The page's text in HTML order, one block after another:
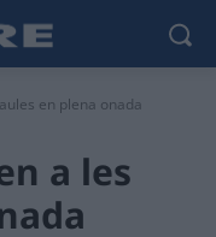
en plena onada
a les